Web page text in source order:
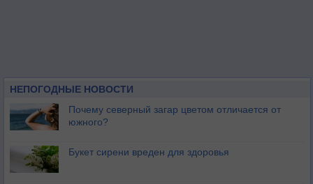
НЕПОГОДНЫЕ НОВОСТИ
Почему северный загар цветом отличается от
южного?
Букет сирени вреден для здоровья